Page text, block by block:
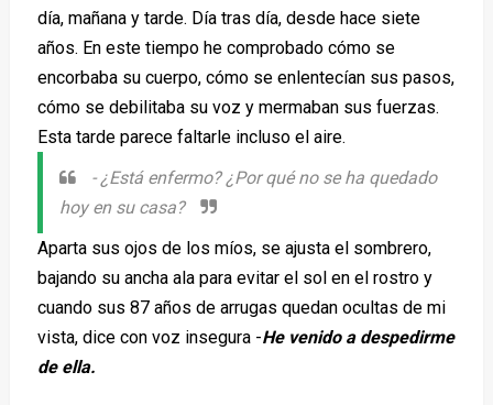
día, mañana y tarde. Día tras día, desde hace siete
años. En este tiempo he comprobado cómo se
encorbaba su cuerpo, cómo se enlentecían sus pasos,
cómo se debilitaba su voz y mermaban sus fuerzas.
Esta tarde parece faltarle incluso el aire.
-¿Está enfermo? ¿Por qué no se ha quedado
hoy en su casa?
Aparta sus ojos de los míos, se ajusta el sombrero,
bajando su ancha ala para evitar el sol en el rostro y
cuando sus 87 años de arrugas quedan ocultas de mi
vista, dice con voz insegura -He venido a despedirme
de ella.